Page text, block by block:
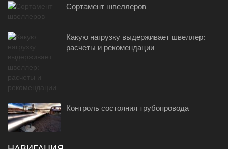
Сортамент швеллеров
Какую нагрузку выдерживает швеллер:
расчеты и рекомендации
Контроль состояния трубопровода